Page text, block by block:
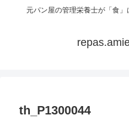
元パン屋の管理栄養士が「食
th_P1300044